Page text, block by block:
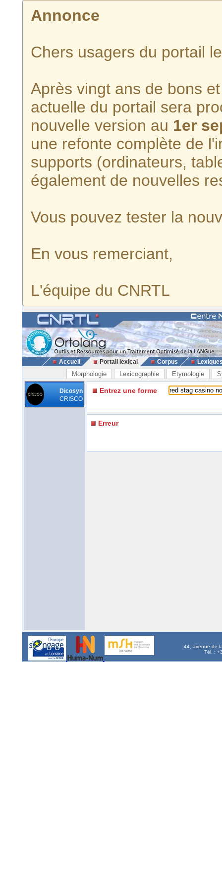
Annonce
Chers usagers du portail
Après vingt ans de bons
actuelle du portail sera
nouvelle version au 1er
une refonte complète de
supports (ordinateurs,
également de nouvelles
Vous pouvez tester la
En vous remerciant,
L'équipe du CNRTL
Accueil Portail lexical Corpus
Morphologie Lexicographie Etymologie
Dicosyn
CRISCO
Entrez une forme
Erreur
44, avenue de
Tél. :